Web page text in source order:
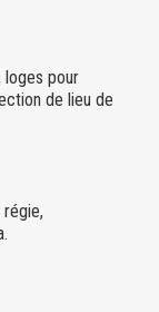
loges pour
de lieu de
régie,